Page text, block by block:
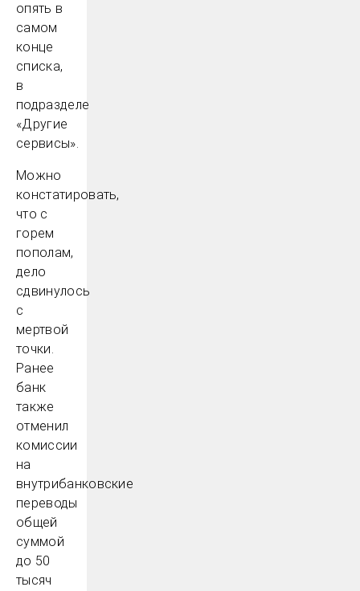
опять в
самом
конце
списка,
в
подразделе
«Другие
сервисы».
Можно
констатировать,
что с
горем
пополам,
дело
сдвинулось
с
мертвой
точки.
Ранее
банк
также
отменил
комиссии
на
внутрибанковские
переводы
общей
суммой
до 50
тысяч